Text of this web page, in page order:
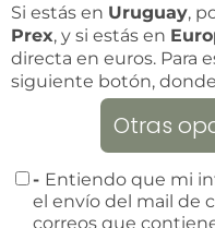
Si estás en Uruguay,
Prex, y si estás en
directa en euros. Para
siguiente botón,
Otras
- Entiendo que mi
el envío del mail de
correos que